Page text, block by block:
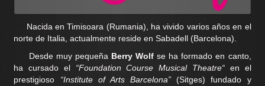
Nacida en Timisoara (Rumania), ha vivido varios años en el
norte de Italia, actualmente reside en Sabadell (Barcelona).
Desde muy pequeñaBerry Wolfse ha formado en canto,
ha cursado el“Foundation Course Musical Theatre“en el
prestigioso“Institute of Arts Barcelona”(Sitges) fundado y